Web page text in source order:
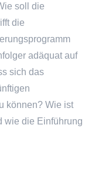
soll die
die
adäquat auf
sich das
können? Wie ist
wie die Einführung